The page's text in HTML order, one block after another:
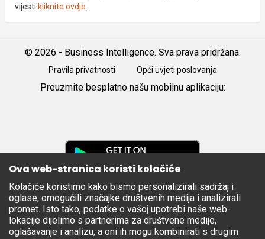
vijesti kliknite ovdje
© 2026 - Business Intelligence. Sva prava pridržana.
Pravila privatnosti Opći uvjeti poslovanja
Preuzmite besplatno našu mobilnu aplikaciju:
Apple
Store
Ova web-stranica koristi kolačiće
Kolačiće koristimo kako bismo personalizirali sadržaj i
oglase, omogućili značajke društvenih medija i analizirali
promet. Isto tako, podatke o vašoj upotrebi naše web-
lokacije dijelimo s partnerima za društvene medije,
oglašavanje i analizu, a oni ih mogu kombinirati s drugim